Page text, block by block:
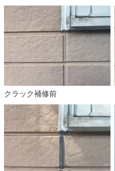
クラック補修前